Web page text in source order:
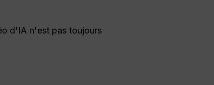
d'IA n'est pas toujours